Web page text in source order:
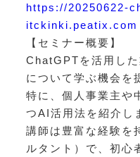
https://20250622-
itckinki.peatix.com
【セミナー概要】
ChatGPTを活用し
について学ぶ機会を
特に、個人事業主や
つAI活用法を紹介し
講師は豊富な経験を
ルタント）で、初心